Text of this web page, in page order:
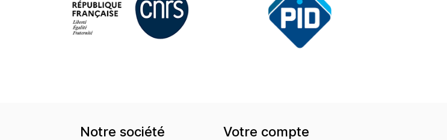
Notre société Votre compte